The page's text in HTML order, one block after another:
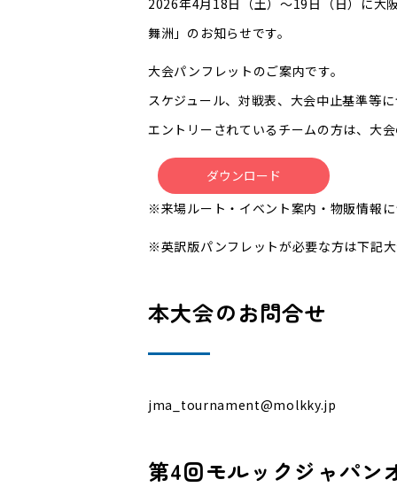
2026年4月18日（土）～19日（日）に大
舞洲」のお知らせです。
大会パンフレットのご案内です。
スケジュール、対戦表、大会中止基準等
エントリーされているチームの方は、大
ダウンロード
※来場ルート・イベント案内・物販情報
※英訳版パンフレットが必要な方は下記
本大会のお問合せ
jma_tournament@molkky.jp
第4回モルックジャパン